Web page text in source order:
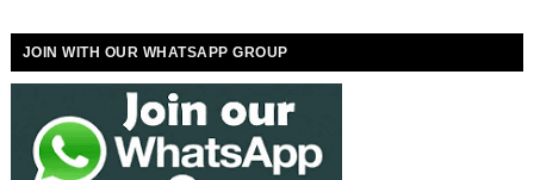
JOIN WITH OUR WHATSAPP GROUP